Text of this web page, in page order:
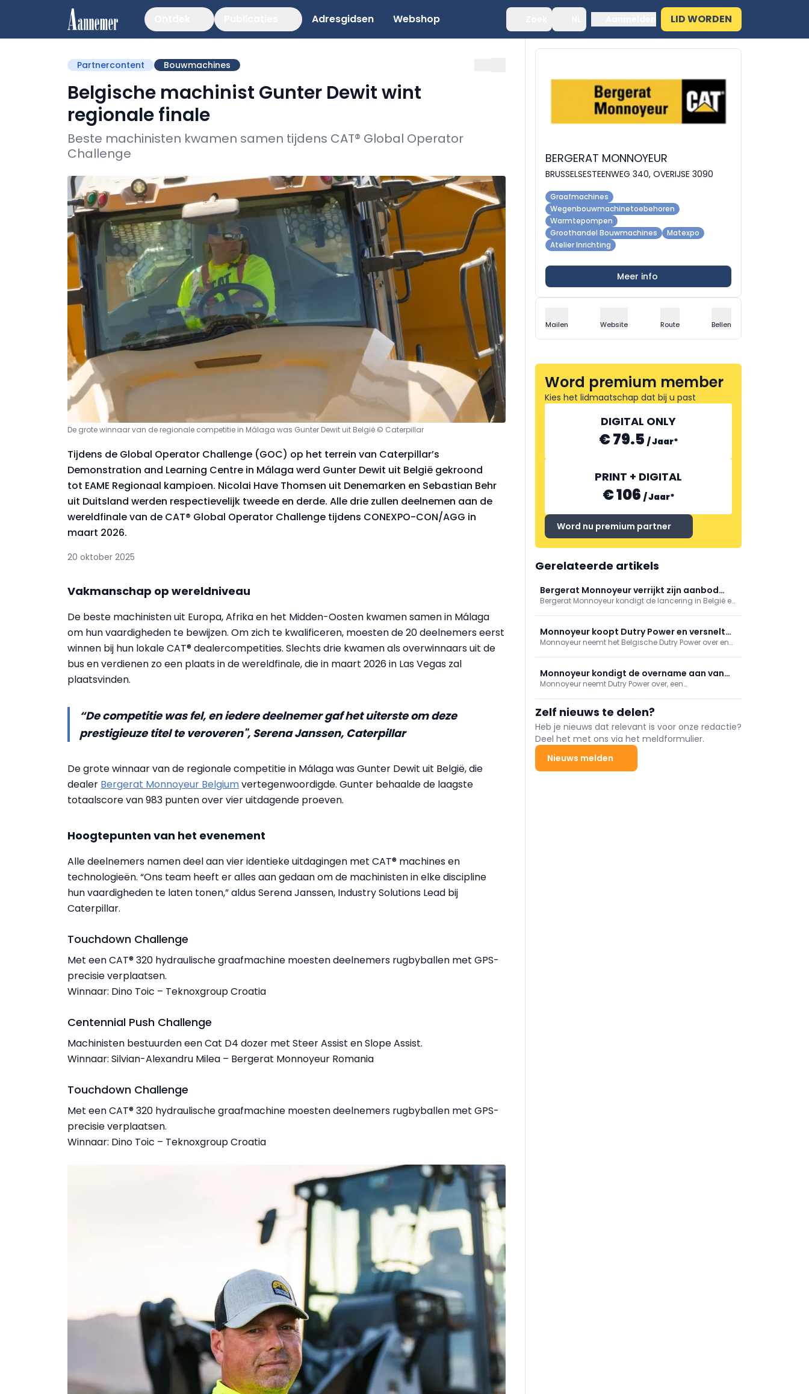
Adresgidsen Webshop LID WORDEN
Partnercontent Bouwmachines
Belgische machinist Gunter Dewit wint
regionale finale
Beste machinisten kwamen samen tijdens CAT® Global Operator
Challenge
De grote winnaar van de regionale competitie in Málaga was Gunter Dewit uit België © Caterpillar
Tijdens de Global Operator Challenge (GOC) op het terrein van Caterpillar’s
Demonstration and Learning Centre in Málaga werd Gunter Dewit uit België gekroond
tot EAME Regionaal kampioen. Nicolai Have Thomsen uit Denemarken en Sebastian Behr
uit Duitsland werden respectievelijk tweede en derde. Alle drie zullen deelnemen aan de
wereldfinale van de CAT® Global Operator Challenge tijdens CONEXPO-CON/AGG in
maart 2026.
20 oktober 2025
Vakmanschap op wereldniveau
De beste machinisten uit Europa, Afrika en het Midden-Oosten kwamen samen in Málaga
om hun vaardigheden te bewijzen. Om zich te kwalificeren, moesten de 20 deelnemers eerst
winnen bij hun lokale CAT® dealercompetities. Slechts drie kwamen als overwinnaars uit de
bus en verdienen zo een plaats in de wereldfinale, die in maart 2026 in Las Vegas zal
plaatsvinden.
“De competitie was fel, en iedere deelnemer gaf het uiterste om deze
prestigieuze titel te veroveren", Serena Janssen, Caterpillar
De grote winnaar van de regionale competitie in Málaga was Gunter Dewit uit België, die
dealer Bergerat Monnoyeur Belgiumvertegenwoordigde. Gunter behaalde de laagste
totaalscore van 983 punten over vier uitdagende proeven.
Hoogtepunten van het evenement
Alle deelnemers namen deel aan vier identieke uitdagingen met CAT® machines en
technologieën. “Ons team heeft er alles aan gedaan om de machinisten in elke discipline
hun vaardigheden te laten tonen,” aldus Serena Janssen, Industry Solutions Lead bij
Caterpillar.
Touchdown Challenge
Met een CAT® 320 hydraulische graafmachine moesten deelnemers rugbyballen met GPS-
precisie verplaatsen.
Winnaar: Dino Toic – Teknoxgroup Croatia
Centennial Push Challenge
Machinisten bestuurden een Cat D4 dozer met Steer Assist en Slope Assist.
Winnaar: Silvian-Alexandru Milea – Bergerat Monnoyeur Romania
Touchdown Challenge
Met een CAT® 320 hydraulische graafmachine moesten deelnemers rugbyballen met GPS-
precisie verplaatsen.
Winnaar: Dino Toic – Teknoxgroup Croatia
BERGERAT MONNOYEUR
BRUSSELSESTEENWEG 340, OVERIJSE 3090
Graafmachines
Wegenbouwmachinetoebehoren
Warmtepompen
Groothandel Bouwmachines
Matexpo
Atelier Inrichting
Meer info
Mailen Website Route Bellen
Word premium member
Kies het lidmaatschap dat bij u past
DIGITAL ONLY
€ 79.5 /Jaar*
PRINT + DIGITAL
€ 106 /Jaar*
Word nu premium partner
Gerelateerde artikels
Bergerat Monnoyeur verrijkt zijn aanbod
met Faresin-verreikers
Bergerat Monnoyeur kondigt de lancering in België en
de distributeur zijn klanten een volledig gamma
overslag- en hefmaterieel aanbieden.
Monnoyeur koopt Dutry Power en versnelt
groei in energieverhuur
Monnoyeur neemt het Belgische Dutry Power over en
groei in tijdelijke stroomvoorziening, generatorverhuur
en industriële energie in België.
Monnoyeur kondigt de overname aan van
Dutry Power
Monnoyeur neemt Dutry Power over, een
overname versterkt de verhuuractiviteiten van de
groep.
Zelf nieuws te delen?
Heb je nieuws dat relevant is voor onze redactie?
Deel het met ons via het meldformulier.
Nieuws melden